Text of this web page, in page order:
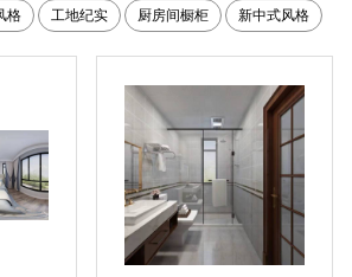
格 工地纪实 厨房间橱柜 新中式风格